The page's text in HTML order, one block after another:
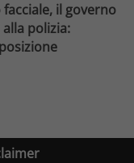
il governo
polizia: